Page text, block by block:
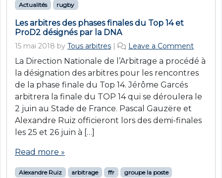
Actualités rugby
Les arbitres des phases finales du Top 14 et
ProD2 désignés par la DNA
15 mai 2018 by Tous arbitres | Leave a Comment
La Direction Nationale de l’Arbitrage a procédé à
la désignation des arbitres pour les rencontres
de la phase finale du Top 14. Jérôme Garcés
arbitrera la finale du TOP 14 qui se déroulera le
2 juin au Stade de France. Pascal Gauzëre et
Alexandre Ruiz officieront lors des demi-finales
les 25 et 26 juin à […]
Read more »
Alexandre Ruiz arbitrage ffr
groupe la poste